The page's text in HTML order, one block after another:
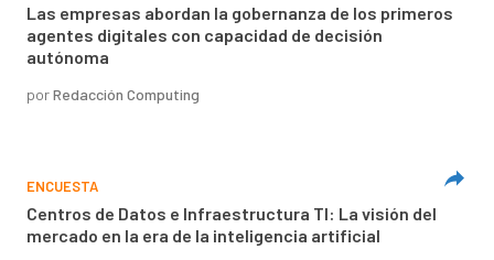
Las empresas abordan la gobernanza de los primeros
agentes digitales con capacidad de decisión
autónoma
porRedacción Computing
ENCUESTA
Centros de Datos e Infraestructura TI: La visión del
mercado en la era de la inteligencia artificial